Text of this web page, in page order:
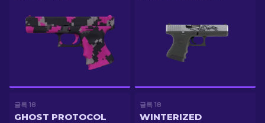
글록 18
GHOST PROTOCOL
글록 18
WINTERIZED